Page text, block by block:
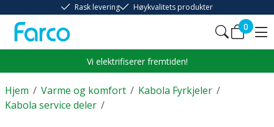
Rask levering Høykvalitets produkter
0
Vi elektrifiserer fremtiden!
/
Hjem /
Varme og komfort /
Kabola Fyrkjeler
/
Kabola service deler